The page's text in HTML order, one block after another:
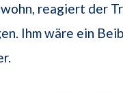
reagiert der
Ihm wäre ein